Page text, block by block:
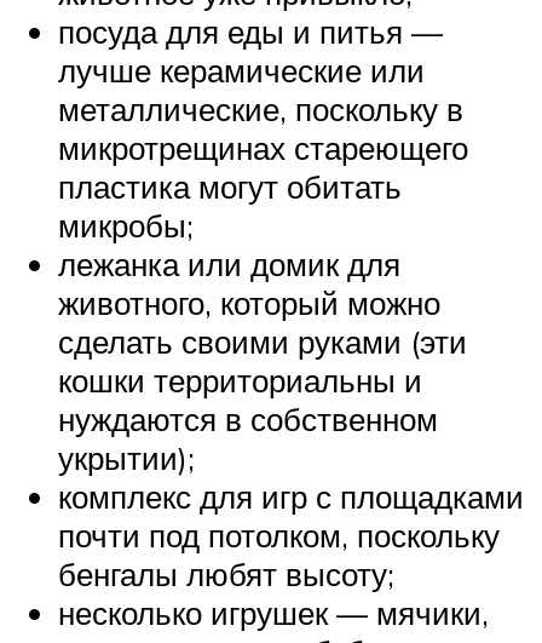
посуда для еды и питья —
лучше керамические или
металлические, поскольку в
микротрещинах стареющего
пластика могут обитать
микробы;
лежанка или домик для
животного, который можно
сделать своими руками (эти
кошки территориальны и
нуждаются в собственном
укрытии);
комплекс для игр с площадками
почти под потолком, поскольку
бенгалы любят высоту;
несколько игрушек — мячики,